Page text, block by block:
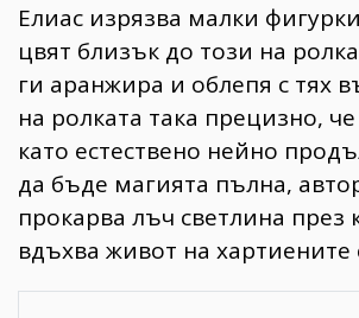
Елиас изрязва малки
цвят близък до този на
ги аранжира и облепя с тях
на ролката така прецизно,
като естествено нейно
да бъде магията пълна,
прокарва лъч светлина през
вдъхва живот на хартиените